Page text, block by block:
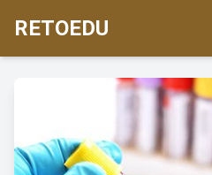
RETOEDU